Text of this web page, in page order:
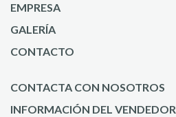
EMPRESA
GALERÍA
CONTACTO
CONTACTA CON NOSOTROS
INFORMACIÓN DEL VENDEDOR